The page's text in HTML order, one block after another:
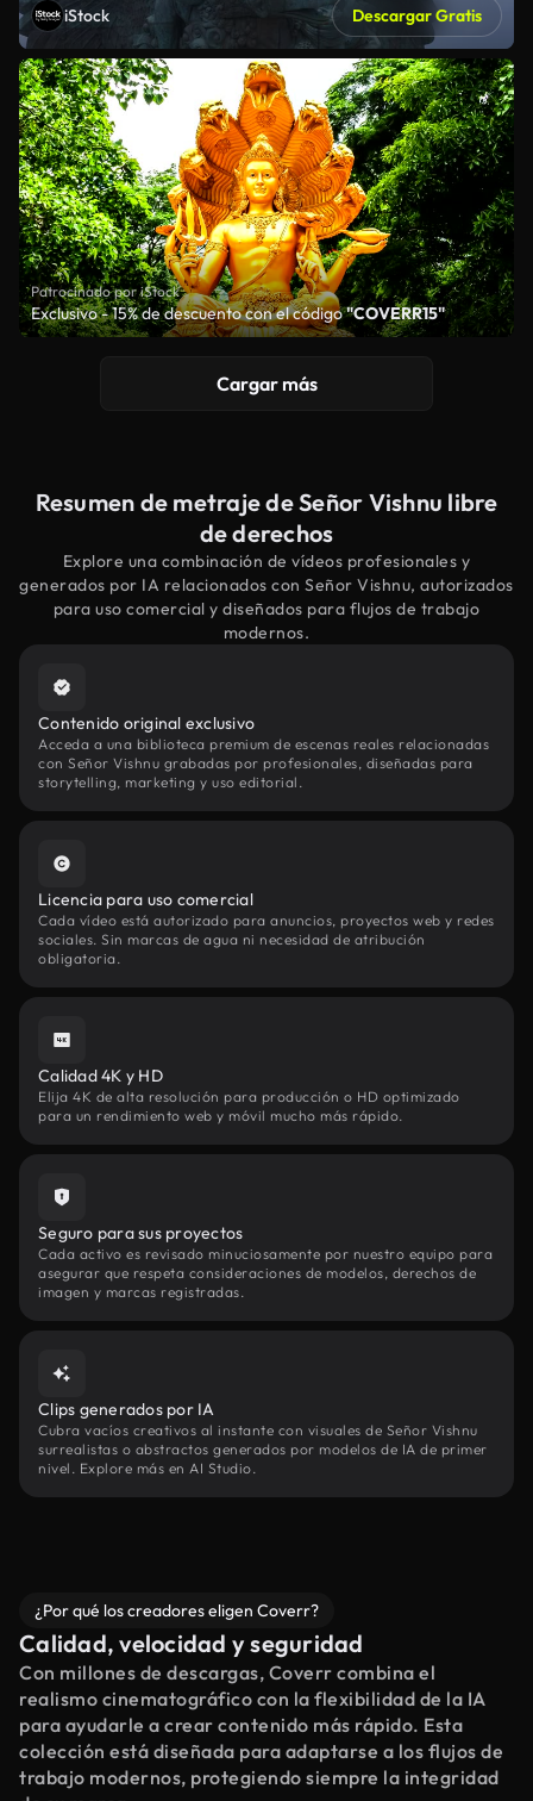
iStock Descargar Gratis
Patrocinado por iStock
Exclusivo - 15% de descuento con el código"COVERR15"
Cargar más
Resumen de metraje de Señor Vishnu libre
de derechos
Explore una combinación de vídeos profesionales y
generados por IA relacionados con Señor Vishnu, autorizados
para uso comercial y diseñados para flujos de trabajo
modernos.
Contenido original exclusivo
Acceda a una biblioteca premium de escenas reales relacionadas
con Señor Vishnu grabadas por profesionales, diseñadas para
storytelling, marketing y uso editorial.
Licencia para uso comercial
Cada vídeo está autorizado para anuncios, proyectos web y redes
sociales. Sin marcas de agua ni necesidad de atribución
obligatoria.
Calidad 4K y HD
Elija 4K de alta resolución para producción o HD optimizado
para un rendimiento web y móvil mucho más rápido.
Seguro para sus proyectos
Cada activo es revisado minuciosamente por nuestro equipo para
asegurar que respeta consideraciones de modelos, derechos de
imagen y marcas registradas.
Clips generados por IA
Cubra vacíos creativos al instante con visuales de Señor Vishnu
surrealistas o abstractos generados por modelos de IA de primer
nivel. Explore más en AI Studio.
¿Por qué los creadores eligen Coverr?
Calidad, velocidad y seguridad
Con millones de descargas, Coverr combina el
realismo cinematográfico con la flexibilidad de la IA
para ayudarle a crear contenido más rápido. Esta
colección está diseñada para adaptarse a los flujos de
trabajo modernos, protegiendo siempre la integridad